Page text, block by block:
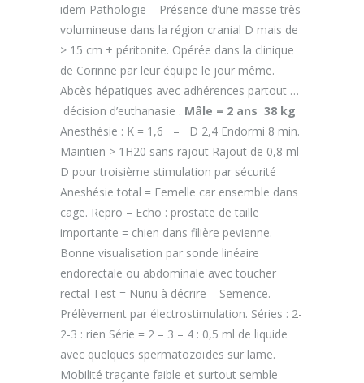
idem Pathologie – Présence d’une masse très
volumineuse dans la région cranial D mais de
> 15 cm + péritonite. Opérée dans la clinique
de Corinne par leur équipe le jour même.
Abcès hépatiques avec adhérences partout …
décision d’euthanasie . Mâle = 2 ans 38 kg
Anesthésie : K = 1,6 – D 2,4 Endormi 8 min.
Maintien > 1H20 sans rajout Rajout de 0,8 ml
D pour troisième stimulation par sécurité
Aneshésie total = Femelle car ensemble dans
cage. Repro – Echo : prostate de taille
importante = chien dans filière pevienne.
Bonne visualisation par sonde linéaire
endorectale ou abdominale avec toucher
rectal Test = Nunu à décrire – Semence.
Prélèvement par électrostimulation. Séries : 2-
2-3 : rien Série = 2 – 3 – 4 : 0,5 ml de liquide
avec quelques spermatozoïdes sur lame.
Mobilité traçante faible et surtout semble